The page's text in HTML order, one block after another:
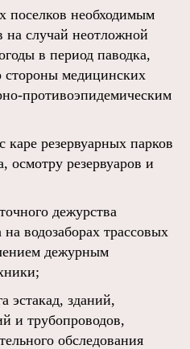
поселков необходимым
на случай неотложной
в период паводка,
стороны медицинских
противоэпидемическим
резервуарных парков
осмотру резервуаров и
дежурства
водозаборах трассовых
дежурным
эстакад, зданий,
и трубопроводов,
обследования